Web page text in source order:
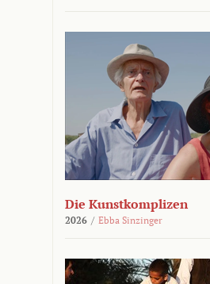
Die Kunstkomplizen
2026 / Ebba Sinzinger